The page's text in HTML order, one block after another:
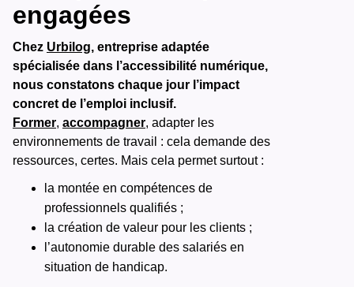
engagées
Chez Urbilog, entreprise adaptée
spécialisée dans l’accessibilité numérique,
nous constatons chaque jour l’impact
concret de l’emploi inclusif.
Former, accompagner, adapter les
environnements de travail : cela demande des
ressources, certes. Mais cela permet surtout :
la montée en compétences de
professionnels qualifiés ;
la création de valeur pour les clients ;
l’autonomie durable des salariés en
situation de handicap.